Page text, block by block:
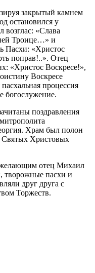
закрытый камнем
остановился у
возглас: «Слава
Троице…» и
Пасхи: «Христос
поправ!..». Отец
«Христос Воскресе!»,
Воскресе
процессия
богослужение.
поздравления
Храм был полон
Христовых
отец Михаил
творожные пасхи и
друг друга с
Торжеств.